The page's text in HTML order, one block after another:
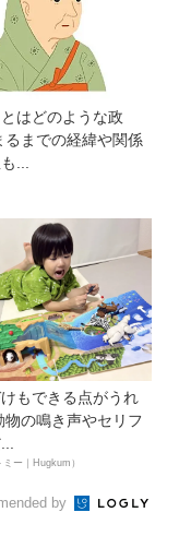
とはどのような政
るまでの経緯や関係
...
もできる点がうれ
物の鳴き声やセリフ
ー｜Hugkum）
by